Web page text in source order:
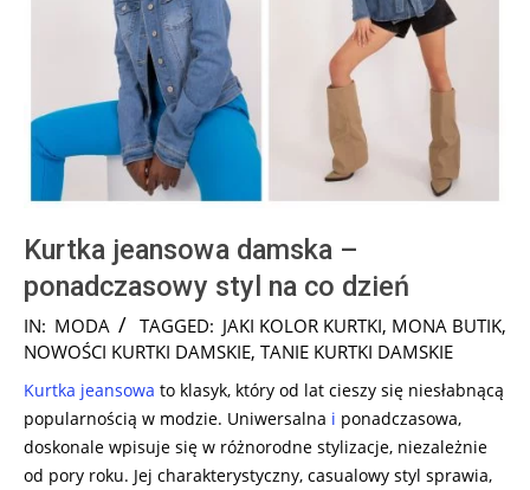
Kurtka jeansowa damska –
ponadczasowy styl na co dzień
2024-
08-
IN: MODA TAGGED: JAKI KOLOR KURTKI, MONA BUTIK,
NOWOŚCI KURTKI DAMSKIE, TANIE KURTKI DAMSKIE
Kurtka jeansowa to klasyk, który od lat cieszy się niesłabnącą
popularnością w modzie. Uniwersalna i ponadczasowa,
doskonale wpisuje się w różnorodne stylizacje, niezależnie
od pory roku. Jej charakterystyczny, casualowy styl sprawia,